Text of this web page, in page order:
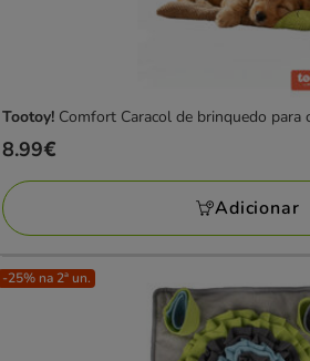
Tootoy! Comfort Caracol de brinquedo para
Preço
8.99€
8.99€
Adicionar
-25% na 2ª un.